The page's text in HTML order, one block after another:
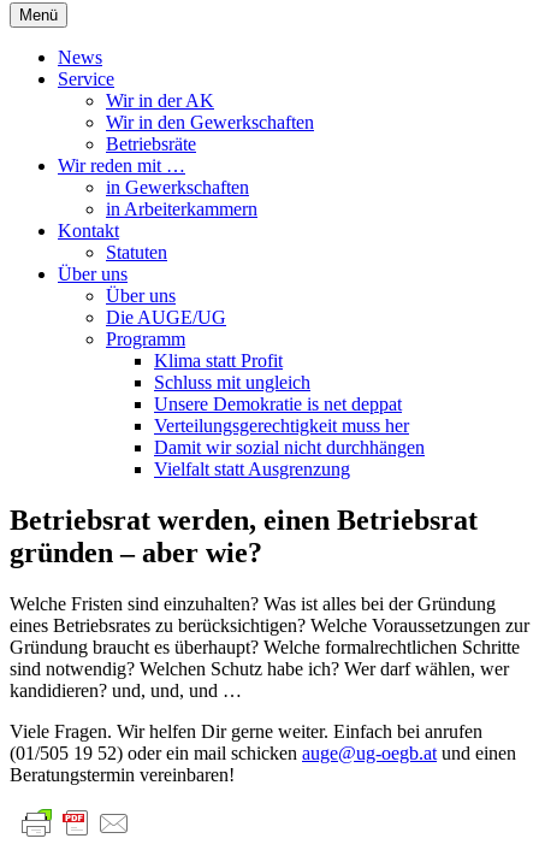
Menü
News
Service
Wir in der AK
Wir in den Gewerkschaften
Betriebsräte
Wir reden mit …
in Gewerkschaften
in Arbeiterkammern
Kontakt
Statuten
Über uns
Über uns
Die AUGE/UG
Programm
Klima statt Profit
Schluss mit ungleich
Unsere Demokratie is net deppat
Verteilungsgerechtigkeit muss her
Damit wir sozial nicht durchhängen
Vielfalt statt Ausgrenzung
Betriebsrat werden, einen Betriebsrat
gründen – aber wie?
Welche Fristen sind einzuhalten? Was ist alles bei der Gründung
eines Betriebsrates zu berücksichtigen? Welche Voraussetzungen zur
Gründung braucht es überhaupt? Welche formalrechtlichen Schritte
sind notwendig? Welchen Schutz habe ich? Wer darf wählen, wer
kandidieren? und, und, und …
Viele Fragen. Wir helfen Dir gerne weiter. Einfach bei anrufen
(01/505 19 52) oder ein mail schicken auge@ug-oegb.at und einen
Beratungstermin vereinbaren!